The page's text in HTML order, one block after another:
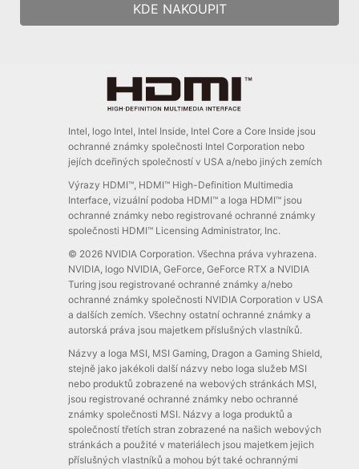
KDE NAKOUPIT
Intel, logo Intel, Intel Inside, Intel Core a Core Inside jsou
ochranné známky společnosti Intel Corporation nebo
jejích dceřiných společností v USA a/nebo jiných zemích
Výrazy HDMI™, HDMI™ High-Definition Multimedia
Interface, vizuální podoba HDMI™ a loga HDMI™ jsou
ochranné známky nebo registrované ochranné známky
společnosti HDMI™ Licensing Administrator, Inc.
© 2026 NVIDIA Corporation. Všechna práva vyhrazena.
NVIDIA, logo NVIDIA, GeForce, GeForce RTX a NVIDIA
Turing jsou registrované ochranné známky a/nebo
ochranné známky společnosti NVIDIA Corporation v USA
a dalších zemích. Všechny ostatní ochranné známky a
autorská práva jsou majetkem příslušných vlastníků.
Názvy a loga MSI, MSI Gaming, Dragon a Gaming Shield,
stejně jako jakékoli další názvy nebo loga služeb MSI
nebo produktů zobrazené na webových stránkách MSI,
jsou registrované ochranné známky nebo ochranné
známky společnosti MSI. Názvy a loga produktů a
společností třetích stran zobrazené na našich webových
stránkách a použité v materiálech jsou majetkem jejich
příslušných vlastníků a mohou být také ochrannými